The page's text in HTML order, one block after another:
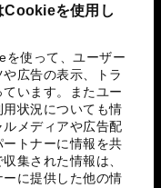
Cookieを使用し
を使って、ユーザー
広告の表示、トラ
います。またユー
状況についても情
メディアや広告配
トナーに情報を共
集された情報は、
に提供した他の情
Control